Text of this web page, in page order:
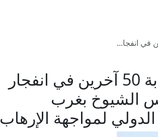
مرصد الإفتاء يدين مقتل 25 وإصابة 50 آخرين في انفجار
الشيوخ بغرب
لمواجهة الإرهاب